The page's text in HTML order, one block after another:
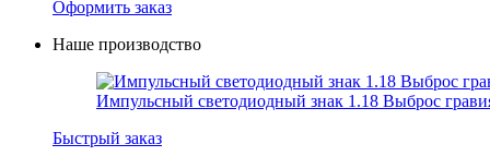
Оформить заказ
Наше производство
Импульсный светодиодный знак 1.18 Выброс
Быстрый заказ